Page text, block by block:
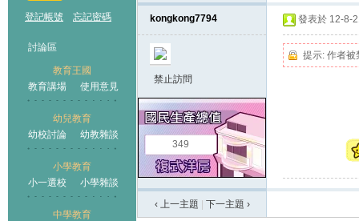
登記帳號 忘記密碼
討論區
教育王國
教育講場
使用意見
幼兒教育
幼校討論
幼教雜談
小學教育
小一選校
小學雜談
中學教育
王國
kongkong7794
禁止訪問
349
發表於 12-8-
提示: 作者被
‹ 上一主題 下一主題 ›